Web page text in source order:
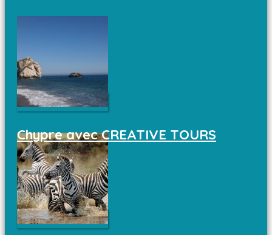
Chypre avec CREATIVE TOURS